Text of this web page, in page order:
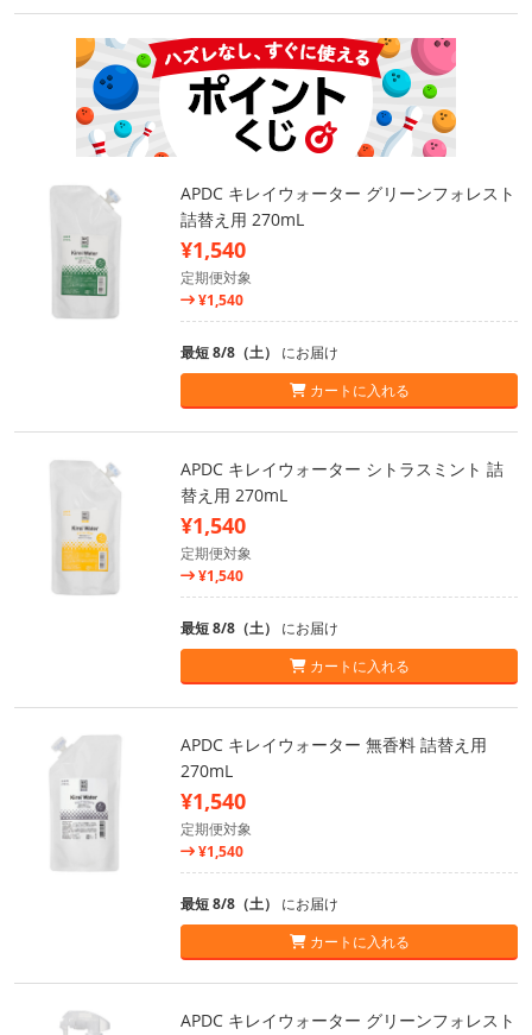
APDC キレイウォーター グリーンフォレスト
詰替え用 270mL
¥1,540
定期便対象
¥1,540
最短 8/8（土） にお届け
カートに入れる
APDC キレイウォーター シトラスミント 詰
替え用 270mL
¥1,540
定期便対象
¥1,540
最短 8/8（土） にお届け
カートに入れる
APDC キレイウォーター 無香料 詰替え用
270mL
¥1,540
定期便対象
¥1,540
最短 8/8（土） にお届け
カートに入れる
APDC キレイウォーター グリーンフォレスト